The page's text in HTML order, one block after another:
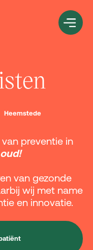
Heemstede
preventie in
van gezonde
wij met name
en innovatie.